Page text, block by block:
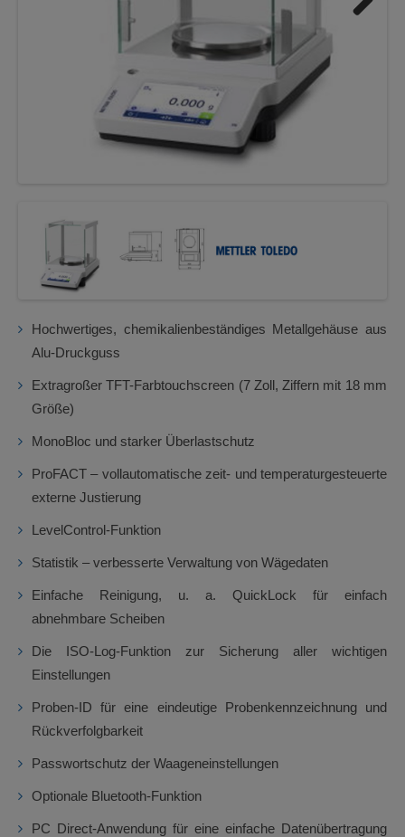
Hochwertiges, chemikalienbeständiges Metallgehäuse aus
Alu-Druckguss
Extragroßer TFT-Farbtouchscreen (7 Zoll, Ziffern mit 18 mm
Größe)
MonoBloc und starker Überlastschutz
ProFACT – vollautomatische zeit- und temperaturgesteuerte
externe Justierung
LevelControl-Funktion
Statistik – verbesserte Verwaltung von Wägedaten
Einfache Reinigung, u. a. QuickLock für einfach
abnehmbare Scheiben
Die ISO-Log-Funktion zur Sicherung aller wichtigen
Einstellungen
Proben-ID für eine eindeutige Probenkennzeichnung und
Rückverfolgbarkeit
Passwortschutz der Waageneinstellungen
Optionale Bluetooth-Funktion
PC Direct-Anwendung für eine einfache Datenübertragung